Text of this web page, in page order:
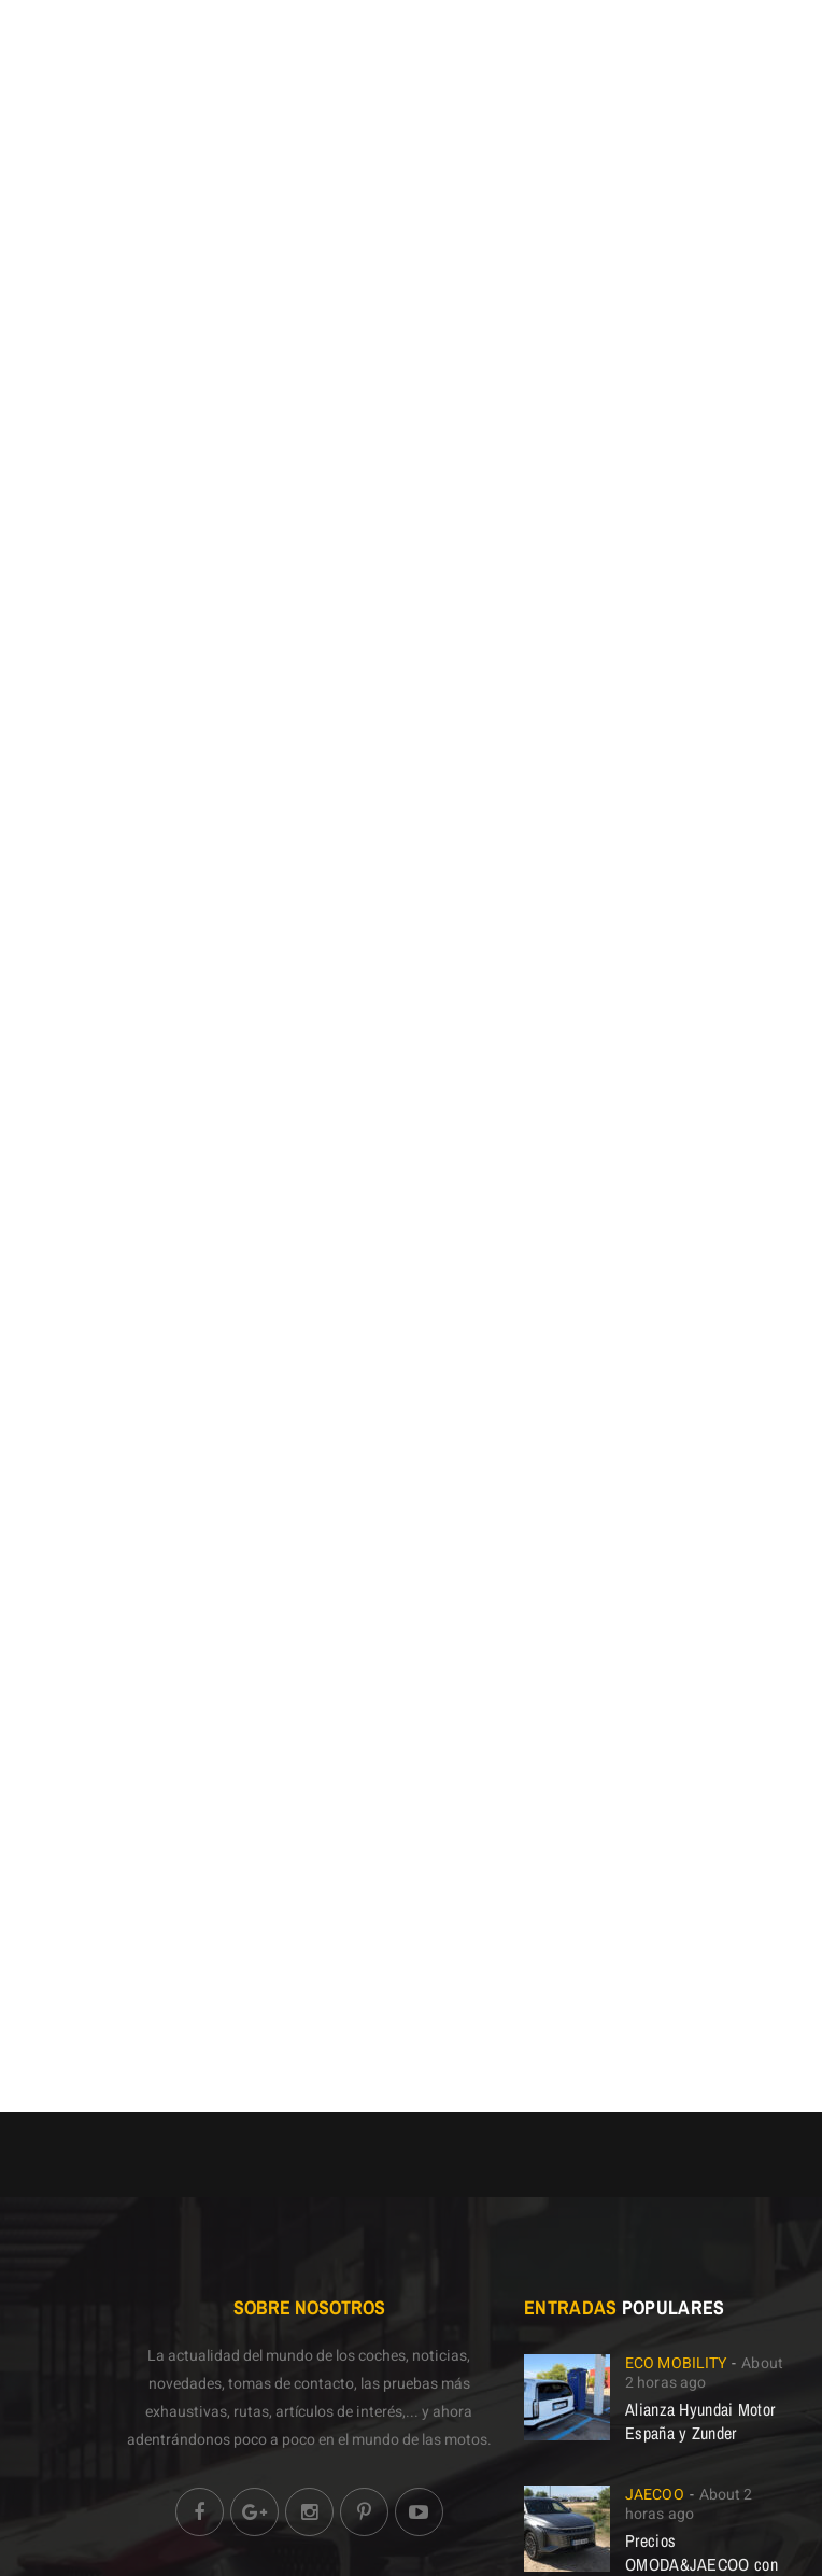
SOBRE NOSOTROS
La actualidad del mundo de los coches, noticias,
novedades, tomas de contacto, las pruebas más
exhaustivas, rutas, artículos de interés,... y ahora
adentrándonos poco a poco en el mundo de las motos.
ENTRADAS POPULARES
ECO MOBILITY
About
2 horas ago
Alianza Hyundai Motor
España y Zunder
JAECOO
About 2
horas ago
Precios
OMODA&JAECOO con